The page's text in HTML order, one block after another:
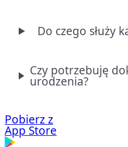
Do czego służy
Czy potrzebuję
urodzenia?
Pobierz z
App Store